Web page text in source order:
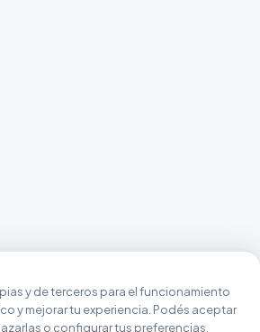
y de terceros para el funcionamiento
y mejorar tu experiencia. Podés aceptar
o configurar tus preferencias.